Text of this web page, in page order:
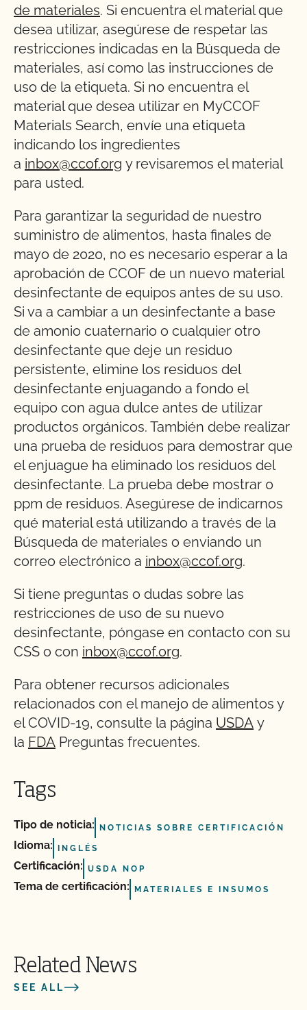
de materiales. Si encuentra el material que
desea utilizar, asegúrese de respetar las
restricciones indicadas en la Búsqueda de
materiales, así como las instrucciones de
uso de la etiqueta. Si no encuentra el
material que desea utilizar en MyCCOF
Materials Search, envíe una etiqueta
indicando los ingredientes
a inbox@ccof.org y revisaremos el material
para usted.
Para garantizar la seguridad de nuestro
suministro de alimentos, hasta finales de
mayo de 2020, no es necesario esperar a la
aprobación de CCOF de un nuevo material
desinfectante de equipos antes de su uso.
Si va a cambiar a un desinfectante a base
de amonio cuaternario o cualquier otro
desinfectante que deje un residuo
persistente, elimine los residuos del
desinfectante enjuagando a fondo el
equipo con agua dulce antes de utilizar
productos orgánicos. También debe realizar
una prueba de residuos para demostrar que
el enjuague ha eliminado los residuos del
desinfectante. La prueba debe mostrar 0
ppm de residuos. Asegúrese de indicarnos
qué material está utilizando a través de la
Búsqueda de materiales o enviando un
correo electrónico a inbox@ccof.org.
Si tiene preguntas o dudas sobre las
restricciones de uso de su nuevo
desinfectante, póngase en contacto con su
CSS o con inbox@ccof.org.
Para obtener recursos adicionales
relacionados con el manejo de alimentos y
el COVID-19, consulte la página USDA y
la FDA Preguntas frecuentes.
Tags
Tipo de noticia: NOTICIAS SOBRE CERTIFICACIÓN
Idioma: INGLÉS
Certificación: USDA NOP
Tema de certificación: MATERIALES E INSUMOS
Related News
SEE ALL